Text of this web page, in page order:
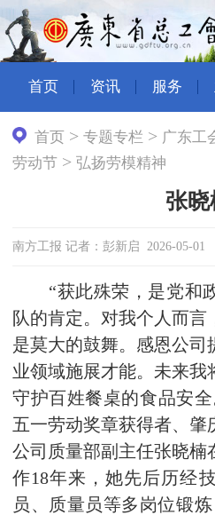
首页 资讯 服务
首页 >专题专栏 > 广东工
劳动节 > 弘扬劳模精神
张晓
南方工报 记者：彭新启 2026-05-01
“获此殊荣，是党和政
队的肯定。对我个人而言
是莫大的鼓舞。感恩公司
业领域施展才能。未来我
守护百姓餐桌的食品安全
五一劳动奖章获得者、肇
公司质量部副主任张晓楠
作18年来，她先后历经
员、质量员等多岗位锻